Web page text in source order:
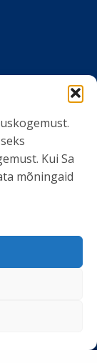
Kui Sa
mõningaid